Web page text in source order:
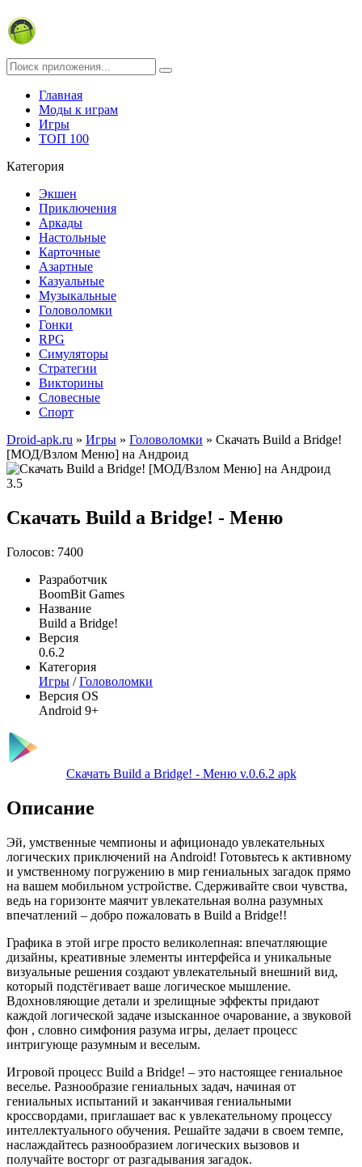
Главная
Моды к играм
Игры
ТОП 100
Категория
Экшен
Приключения
Аркады
Настольные
Карточные
Азартные
Казуальные
Музыкальные
Головоломки
Гонки
RPG
Симуляторы
Стратегии
Викторины
Словесные
Спорт
Droid-apk.ru » Игры » Головоломки » Скачать Build a Bridge!
[МОД/Взлом Меню] на Андроид
3.5
Скачать Build a Bridge! - Меню
Голосов: 7400
Разработчик
BoomBit Games
Название
Build a Bridge!
Версия
0.6.2
Категория
Игры /Головоломки
Версия OS
Android 9+
Скачать Build a Bridge! - Меню v.0.6.2 apk
Описание
Эй, умственные чемпионы и афиционадо увлекательных
логических приключений на Android! Готовьтесь к активному
и умственному погружению в мир гениальных загадок прямо
на вашем мобильном устройстве. Сдерживайте свои чувства,
ведь на горизонте маячит увлекательная волна разумных
впечатлений – добро пожаловать в Build a Bridge!!
Графика в этой игре просто великолепная: впечатляющие
дизайны, креативные элементы интерфейса и уникальные
визуальные решения создают увлекательный внешний вид,
который подстёгивает ваше логическое мышление.
Вдохновляющие детали и зрелищные эффекты придают
каждой логической задаче изысканное очарование, а звуковой
фон , словно симфония разума игры, делает процесс
интригующе разумным и веселым.
Игровой процесс Build a Bridge! – это настоящее гениальное
веселье. Разнообразие гениальных задач, начиная от
гениальных испытаний и заканчивая гениальными
кроссвордами, приглашает вас к увлекательному процессу
интеллектуального обучения. Решайте задачи в своем темпе,
наслаждайтесь разнообразием логических вызовов и
получайте восторг от разгадывания загадок.